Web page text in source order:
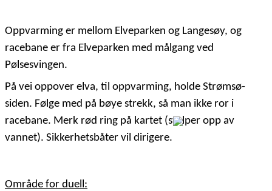
Oppvarming er mellom Elveparken og Langesøy, og
racebane er fra Elveparken med målgang ved
Pølsesvingen.
På vei oppover elva, til oppvarming, holde Strømsø-
siden. Følge med på bøye strekk, så man ikke ror i
racebane. Merk rød ring på kartet (stolper opp av
vannet). Sikkerhetsbåter vil dirigere.
Område for duell: